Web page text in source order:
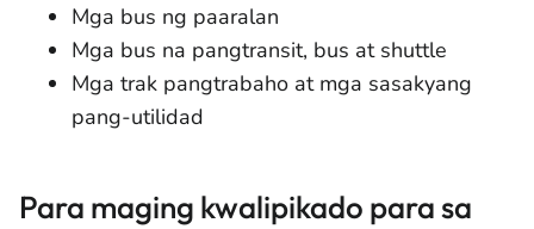
Mga bus ng paaralan
Mga bus na pangtransit, bus at shuttle
Mga trak pangtrabaho at mga sasakyang
pang-utilidad
Para maging kwalipikado para sa